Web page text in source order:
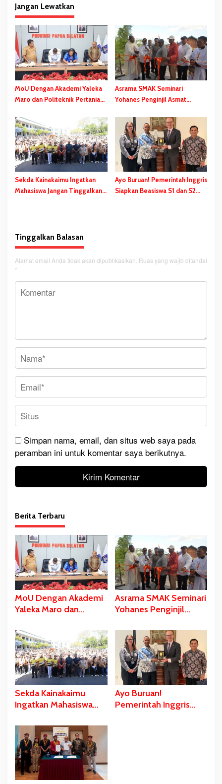
i
p
o
s
Jangan Lewatkan
MoU Dengan Akademi Yaleka
Maro dan Politeknik Pertanian
Safanpo
Asrama SMAK Seminari
Yohanes Penginjil Asmat
Pentingnya Pendidikan
Karakter
Sekda Kainakaimu Ingatkan
Mahasiswa Jangan Tinggalkan
Ayo Buruan! Pemerintah Inggris
Siapkan Beasiswa S1 dan S2
Tinggalkan Balasan
Alamat email Anda tidak akan dipublikasikan. Ruas yang wajib ditandai
*
Simpan nama, email, dan situs web saya pada
peramban ini untuk komentar saya berikutnya.
Berita Terbaru
MoU Dengan Akademi
Yaleka Maro dan
Yasanto, Ini Pesan
Gubernur Safanpo
Asrama SMAK Seminari
Yohanes Penginjil
Gubernur Safanpo:
Pentingnya Pendidikan
Karakter
Sekda Kainakaimu
Ingatkan Mahasiswa
‘Noda-Madu’ di Lokasi
KKN
Ayo Buruan!
Pemerintah Inggris